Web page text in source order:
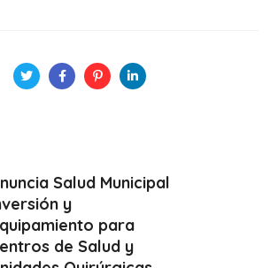
Salud Municipal
y
para
de Salud y